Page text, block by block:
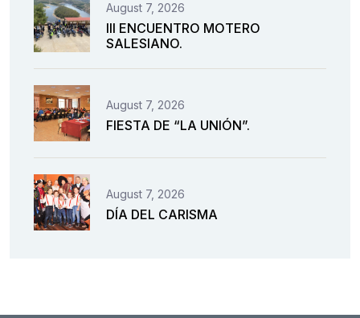
August 7, 2026
III ENCUENTRO MOTERO
SALESIANO.
August 7, 2026
FIESTA DE “LA UNIÓN”.
August 7, 2026
DÍA DEL CARISMA